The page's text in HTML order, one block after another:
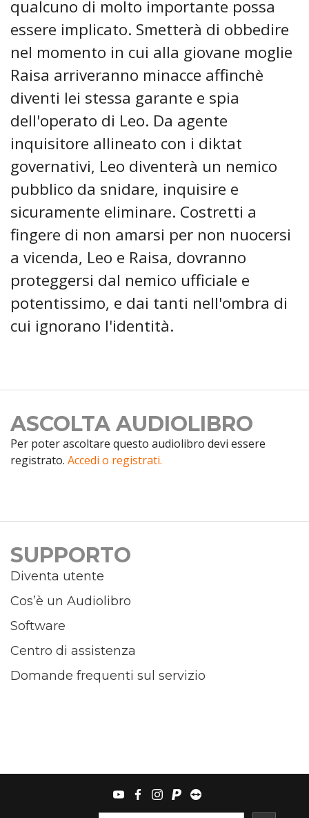
qualcuno di molto importante possa
essere implicato. Smetterà di obbedire
nel momento in cui alla giovane moglie
Raisa arriveranno minacce affinchè
diventi lei stessa garante e spia
dell'operato di Leo. Da agente
inquisitore allineato con i diktat
governativi, Leo diventerà un nemico
pubblico da snidare, inquisire e
sicuramente eliminare. Costretti a
fingere di non amarsi per non nuocersi
a vicenda, Leo e Raisa, dovranno
proteggersi dal nemico ufficiale e
potentissimo, e dai tanti nell'ombra di
cui ignorano l'identità.
ASCOLTA AUDIOLIBRO
Per poter ascoltare questo audiolibro devi essere
registrato. Accedi o registrati.
SUPPORTO
Diventa utente
Cos’è un Audiolibro
Software
Centro di assistenza
Domande frequenti sul servizio
youtubefacebook
instagram
paypalteamviewer